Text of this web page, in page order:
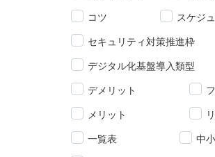
コツ スケジ
セキュリティ対策推進枠
デジタル化基盤導入類型
デメリット
メリット
一覧表 中